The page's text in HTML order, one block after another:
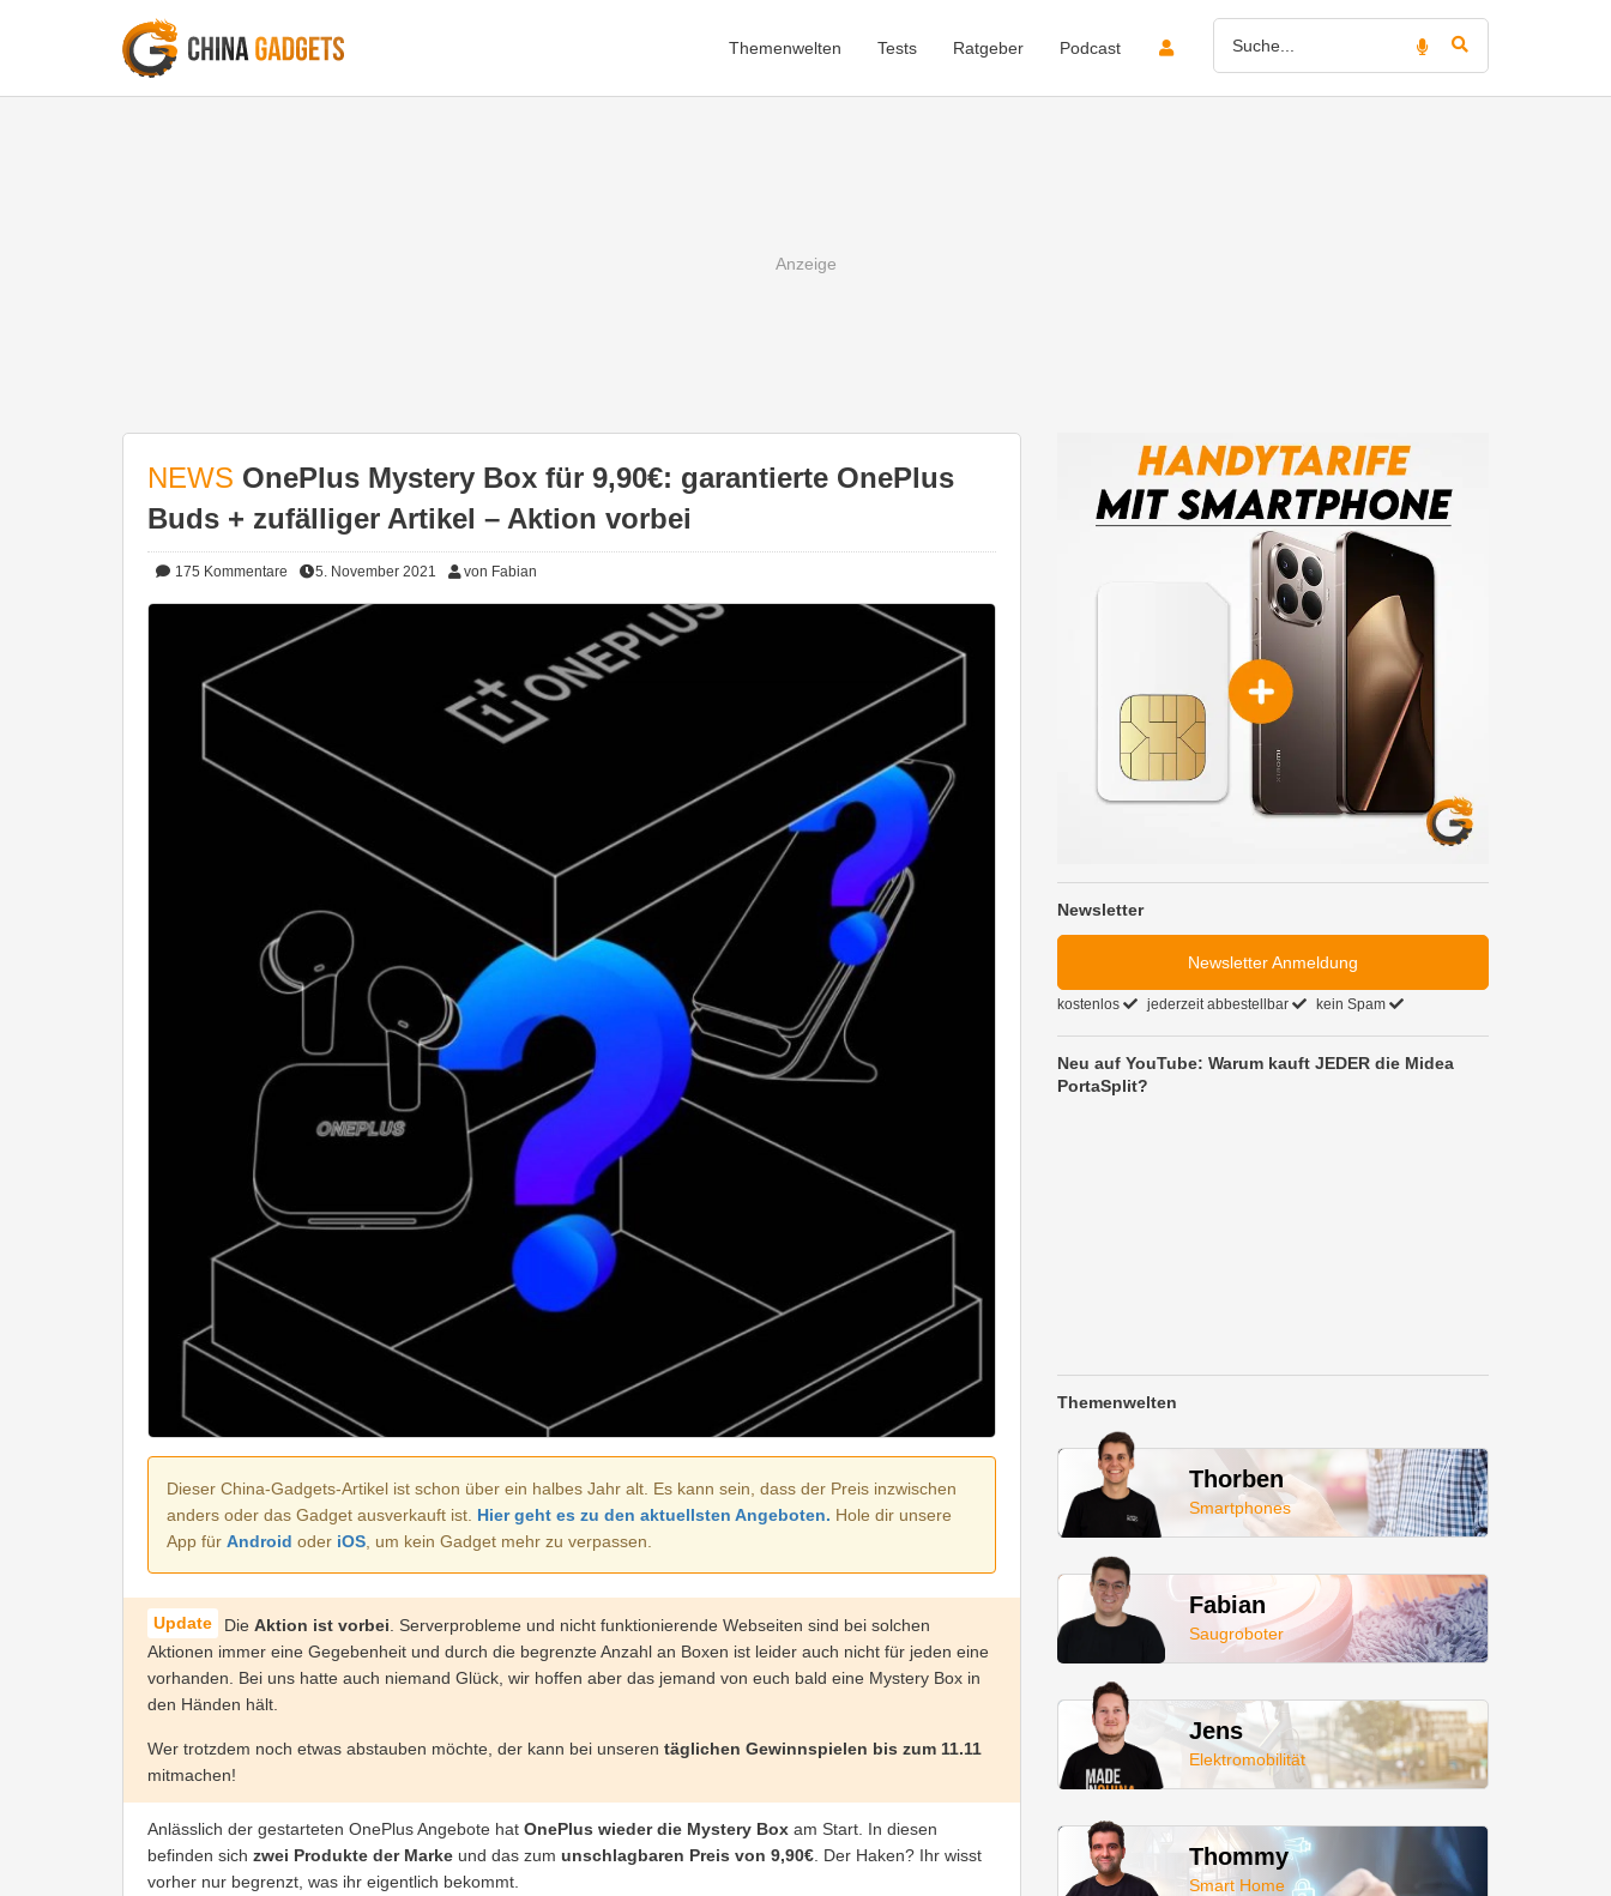
Themenwelten Tests Ratgeber Podcast
NEWS OnePlus Mystery Box für 9,90€: garantierte OnePlus
Buds + zufälliger Artikel – Aktion vorbei
175 Kommentare 5. November 2021 von Fabian
Dieser China-Gadgets-Artikel ist schon über ein halbes Jahr alt. Es kann sein, dass der Preis inzwischen
anders oder das Gadget ausverkauft ist. Hier geht es zu den aktuellsten Angeboten. Hole dir unsere
App für Android oder iOS , um kein Gadget mehr zu verpassen.
Die Aktion ist vorbei . Serverprobleme und nicht funktionierende Webseiten sind bei solchen
Aktionen immer eine Gegebenheit und durch die begrenzte Anzahl an Boxen ist leider auch nicht für jeden eine
vorhanden. Bei uns hatte auch niemand Glück, wir hoffen aber das jemand von euch bald eine Mystery Box in
den Händen hält.
Wer trotzdem noch etwas abstauben möchte, der kann bei unseren täglichen Gewinnspielen bis zum 11.11
mitmachen!
Anlässlich der gestarteten OnePlus Angebote hat OnePlus wieder die Mystery Box am Start. In diesen
befinden sich zwei Produkte der Marke und das zum unschlagbaren Preis von 9,90€ . Der Haken? Ihr wisst
vorher nur begrenzt, was ihr eigentlich bekommt.
Newsletter
Newsletter Anmeldung
kostenlos jederzeit abbestellbar kein Spam
Neu auf YouTube: Warum kauft JEDER die Midea
PortaSplit?
Themenwelten
Thorben
Smartphones
Fabian
Saugroboter
Jens
Elektromobilität
Thommy
Smart Home